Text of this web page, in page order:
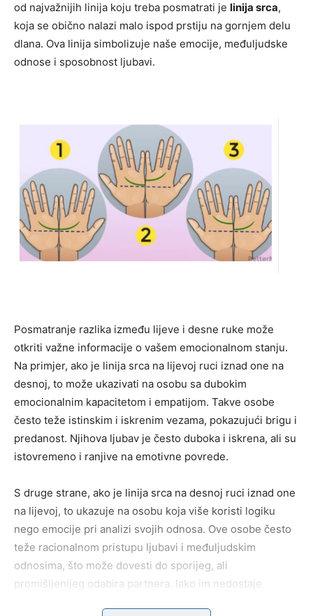
od najvažnijih linija koju treba posmatrati je linija srca,
koja se obično nalazi malo ispod prstiju na gornjem delu
dlana. Ova linija simbolizuje naše emocije, međuljudske
odnose i sposobnost ljubavi.
Posmatranje razlika između lijeve i desne ruke može
otkriti važne informacije o vašem emocionalnom stanju.
Na primjer, ako je linija srca na lijevoj ruci iznad one na
desnoj, to može ukazivati na osobu sa dubokim
emocionalnim kapacitetom i empatijom. Takve osobe
često teže istinskim i iskrenim vezama, pokazujući brigu i
predanost. Njihova ljubav je često duboka i iskrena, ali su
istovremeno i ranjive na emotivne povrede.
S druge strane, ako je linija srca na desnoj ruci iznad one
na lijevoj, to ukazuje na osobu koja više koristi logiku
nego emocije pri analizi svojih odnosa. Ove osobe često
teže racionalnom pristupu ljubavi i međuljudskim
odnosima, što može dovesti do sporijeg, ali
promišljenijeg odabira partnera. Iako im nedostaje